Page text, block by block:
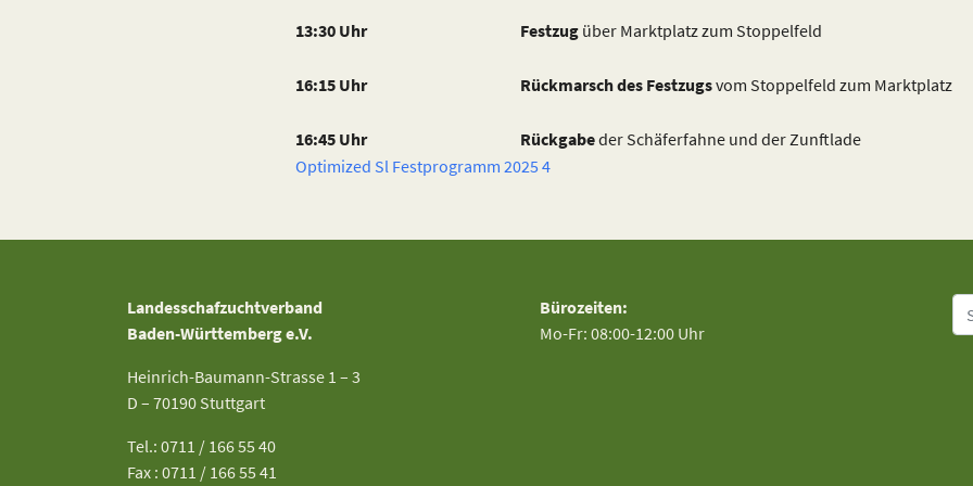
13:30 Uhr Festzug über Marktplatz zum Stoppelfeld
16:15 Uhr Rückmarsch des Festzugsvom Stoppelfeld zum Marktplatz
16:45 Uhr Rückgabeder Schäferfahne und der Zunftlade
Optimized Sl Festprogramm 2025 4
Landesschafzuchtverband
Baden-Württemberg e.V.
Heinrich-Baumann-Strasse 1 – 3
D – 70190 Stuttgart
Tel.: 0711 / 166 55 40
Fax : 0711 / 166 55 41
Bürozeiten:
Mo-Fr: 08:00-12:00 Uhr